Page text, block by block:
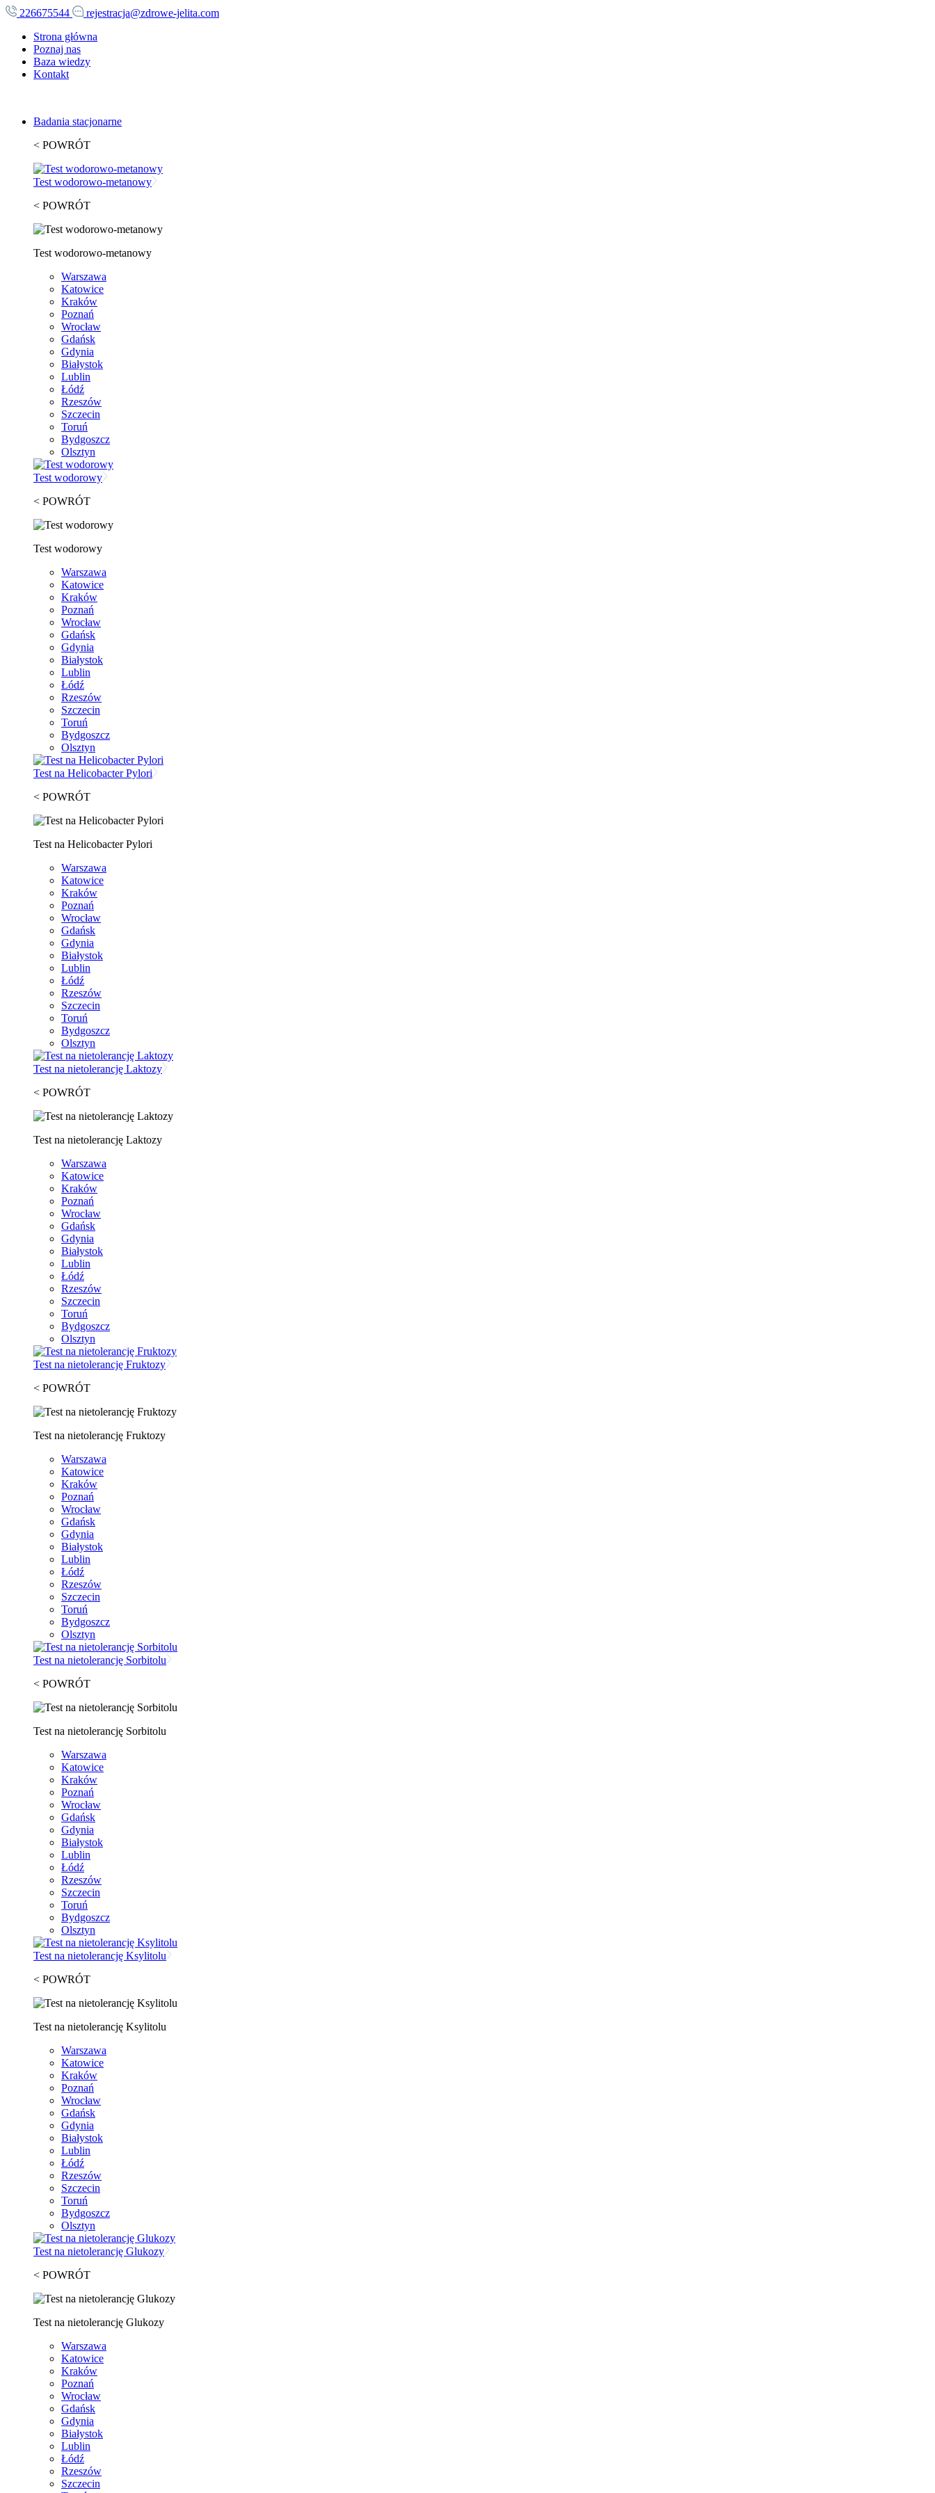
226675544
rejestracja@zdrowe-jelita.com
Strona główna
Poznaj nas
Baza wiedzy
Kontakt
Badania stacjonarne
< POWRÓT
Test wodorowo-metanowy
< POWRÓT
Test wodorowo-metanowy
Warszawa
Katowice
Kraków
Poznań
Wrocław
Gdańsk
Gdynia
Białystok
Lublin
Łódź
Rzeszów
Szczecin
Toruń
Bydgoszcz
Olsztyn
Test wodorowy
< POWRÓT
Test wodorowy
Warszawa
Katowice
Kraków
Poznań
Wrocław
Gdańsk
Gdynia
Białystok
Lublin
Łódź
Rzeszów
Szczecin
Toruń
Bydgoszcz
Olsztyn
Test na Helicobacter Pylori
< POWRÓT
Test na Helicobacter Pylori
Warszawa
Katowice
Kraków
Poznań
Wrocław
Gdańsk
Gdynia
Białystok
Lublin
Łódź
Rzeszów
Szczecin
Toruń
Bydgoszcz
Olsztyn
Test na nietolerancję Laktozy
< POWRÓT
Test na nietolerancję Laktozy
Warszawa
Katowice
Kraków
Poznań
Wrocław
Gdańsk
Gdynia
Białystok
Lublin
Łódź
Rzeszów
Szczecin
Toruń
Bydgoszcz
Olsztyn
Test na nietolerancję Fruktozy
< POWRÓT
Test na nietolerancję Fruktozy
Warszawa
Katowice
Kraków
Poznań
Wrocław
Gdańsk
Gdynia
Białystok
Lublin
Łódź
Rzeszów
Szczecin
Toruń
Bydgoszcz
Olsztyn
Test na nietolerancję Sorbitolu
< POWRÓT
Test na nietolerancję Sorbitolu
Warszawa
Katowice
Kraków
Poznań
Wrocław
Gdańsk
Gdynia
Białystok
Lublin
Łódź
Rzeszów
Szczecin
Toruń
Bydgoszcz
Olsztyn
Test na nietolerancję Ksylitolu
< POWRÓT
Test na nietolerancję Ksylitolu
Warszawa
Katowice
Kraków
Poznań
Wrocław
Gdańsk
Gdynia
Białystok
Lublin
Łódź
Rzeszów
Szczecin
Toruń
Bydgoszcz
Olsztyn
Test na nietolerancję Glukozy
< POWRÓT
Test na nietolerancję Glukozy
Warszawa
Katowice
Kraków
Poznań
Wrocław
Gdańsk
Gdynia
Białystok
Lublin
Łódź
Rzeszów
Szczecin